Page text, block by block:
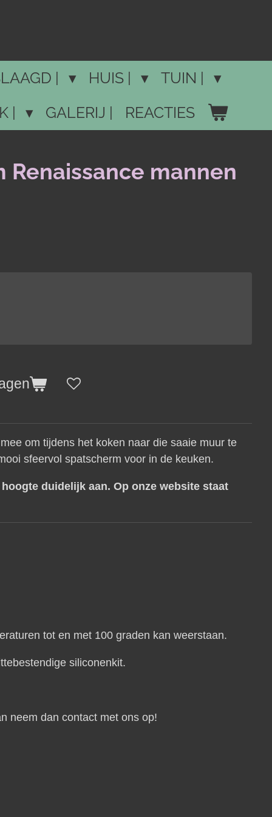
| HUIS |
TUIN |
| GALERIJ | REACTIES
Renaissance mannen
om tijdens het koken naar die saaie muur te
sfeervol spatscherm voor in de keuken.
hoogte duidelijk aan. Op onze website staat
tot en met 100 graden kan weerstaan.
siliconenkit.
neem dan contact met ons op!